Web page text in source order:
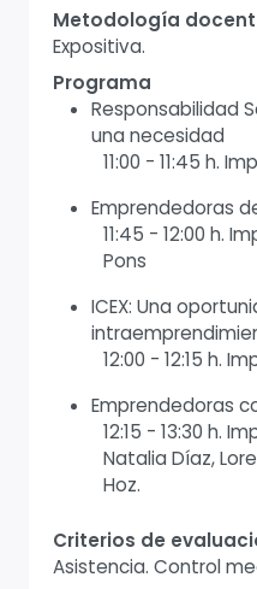
Metodología
Expositiva.
Programa
Responsabilidad
una necesidad
11:00 - 11:45 h.
Emprendedoras
11:45 - 12:00 h.
Pons
ICEX: Una
12:00 - 12:15 h.
Emprendedoras
12:15 - 13:30 h.
Natalia Díaz,
Hoz.
Criterios de
Asistencia. Control